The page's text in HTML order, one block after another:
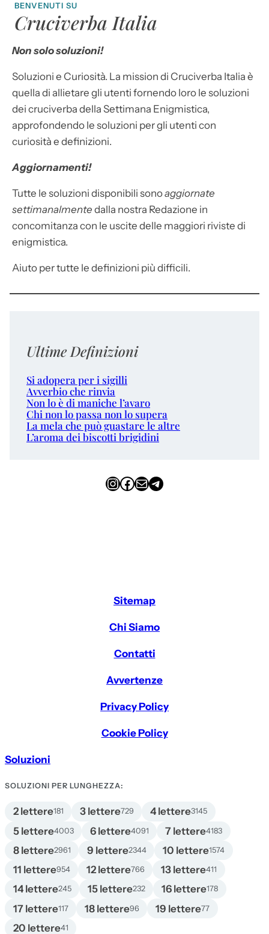
BENVENUTI SU
Cruciverba Italia
Non solo soluzioni!
Soluzioni e Curiosità. La mission di Cruciverba Italia è
quella di allietare gli utenti fornendo loro le soluzioni
dei cruciverba della Settimana Enigmistica,
approfondendo le soluzioni per gli utenti con
curiosità e definizioni.
Aggiornamenti!
Tutte le soluzioni disponibili sonoaggiornate
settimanalmente dalla nostra Redazione in
concomitanza con le uscite delle maggiori riviste di
enigmistica.
Aiuto per tutte le definizioni più difficili.
Ultime Definizioni
Si adopera per i sigilli
Avverbio che rinvia
Non lo è di maniche l’avaro
Chi non lo passa non lo supera
La mela che può guastare le altre
L’aroma dei biscotti brigidini
InstagramFacebook Email Telegram
Sitemap
Chi Siamo
Contatti
Avvertenze
Privacy Policy
Cookie Policy
Soluzioni
SOLUZIONI PER LUNGHEZZA:
2 lettere181 3 lettere729 4 lettere3145
5 lettere4003 6 lettere4091 7 lettere4183
8 lettere2961 9 lettere2344 10 lettere1574
11 lettere954 12 lettere766 13 lettere411
14 lettere245 15 lettere232 16 lettere178
17 lettere117 18 lettere96 19 lettere77
20 lettere41